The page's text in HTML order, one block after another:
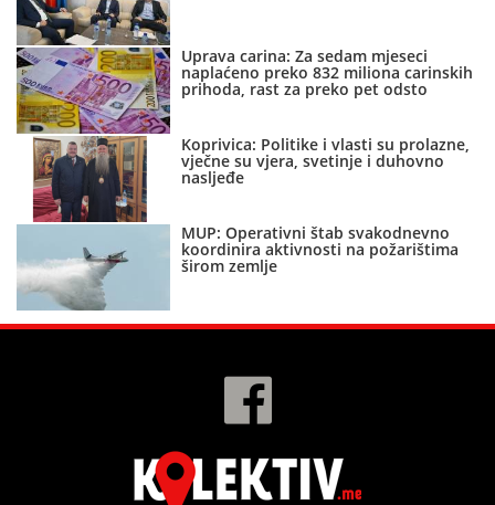
Uprava carina: Za sedam mjeseci
naplaćeno preko 832 miliona carinskih
prihoda, rast za preko pet odsto
Koprivica: Politike i vlasti su prolazne,
vječne su vjera, svetinje i duhovno
nasljeđe
MUP: Operativni štab svakodnevno
koordinira aktivnosti na požarištima
širom zemlje